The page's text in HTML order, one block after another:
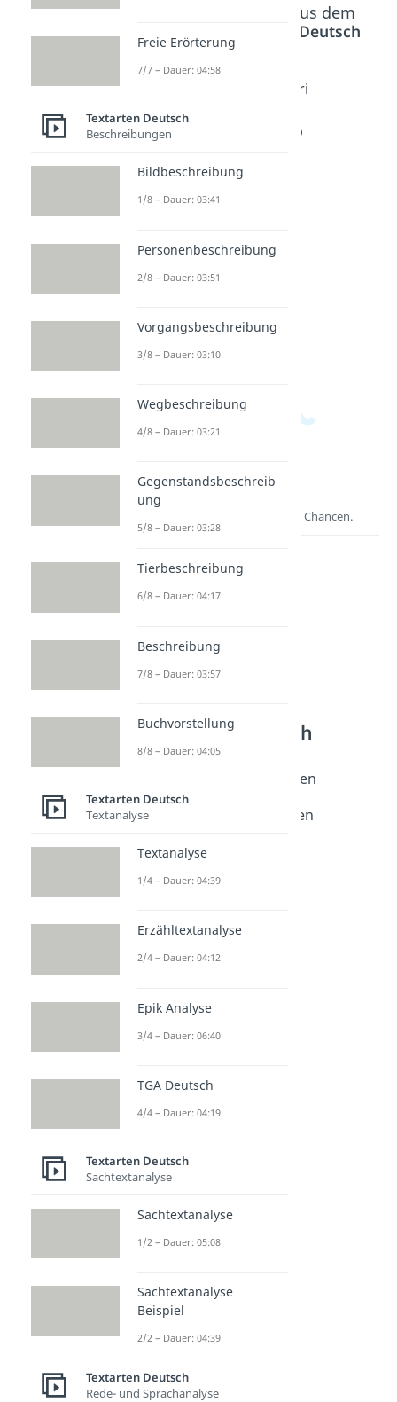
Beliebte Inhalte aus dem
Textarten Deutsch
einer
Zeitung
03:18
Dauer:
Leserbri
schreib
Entdecke hier deine Chancen.
Textarten Deutsch
Journalistische Texte
Journalistische Textsorten
Dauer: 04:10
Zeitungsartikel schreiben
Aufbau einer Zeitung
Reportage schreiben
Leserbrief schreiben
Glosse
Dauer: 05:31
Freie Erörterung
7/7 – Dauer: 04:58
Textarten Deutsch
Beschreibungen
Bildbeschreibung
1/8 – Dauer: 03:41
Personenbeschreibung
2/8 – Dauer: 03:51
Vorgangsbeschreibung
3/8 – Dauer: 03:10
Wegbeschreibung
4/8 – Dauer: 03:21
Gegenstandsbeschreib
ung
5/8 – Dauer: 03:28
Tierbeschreibung
6/8 – Dauer: 04:17
Beschreibung
7/8 – Dauer: 03:57
Buchvorstellung
8/8 – Dauer: 04:05
Textarten Deutsch
Textanalyse
Textanalyse
1/4 – Dauer: 04:39
Erzähltextanalyse
2/4 – Dauer: 04:12
Epik Analyse
3/4 – Dauer: 06:40
TGA Deutsch
4/4 – Dauer: 04:19
Textarten Deutsch
Sachtextanalyse
Sachtextanalyse
1/2 – Dauer: 05:08
Sachtextanalyse
Beispiel
2/2 – Dauer: 04:39
Textarten Deutsch
Rede- und Sprachanalyse